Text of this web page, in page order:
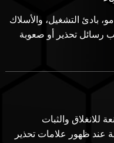
بادئ التشغيل، والأسلاك
رسائل تحذير أو صعوبة
للانغلاق والثبات
عند ظهور علامات تحذير